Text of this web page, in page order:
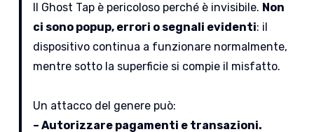
Il Ghost Tap è pericoloso perché è invisibile. Non
ci sono popup, errori o segnali evidenti: il
dispositivo continua a funzionare normalmente,
mentre sotto la superficie si compie il misfatto.
Un attacco del genere può:
– Autorizzare pagamenti e transazioni.